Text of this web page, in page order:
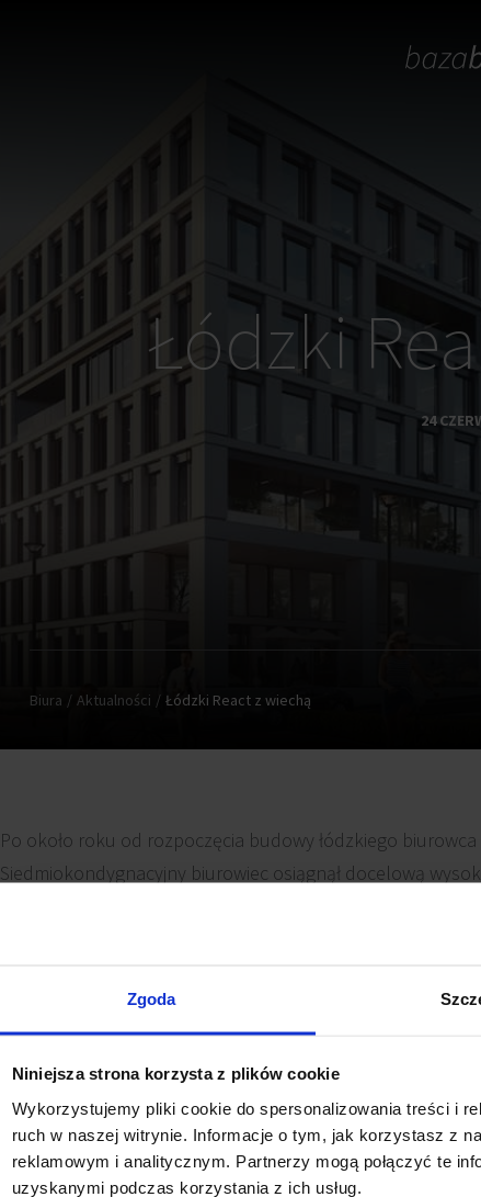
Zgoda
Niniejsza strona korzysta z plików cookie
Wykorzystujemy pliki cookie do spersonalizowania treści i
ruch w naszej witrynie. Informacje o tym, jak korzystasz z
reklamowym i analitycznym. Partnerzy mogą połączyć te
uzyskanymi podczas korzystania z ich usług.
Łódzki
24
Biura Aktualności Łódzki React z wiechą
Po około roku od rozpoczęcia budowy łódzkiego biurowca
Siedmiokondygnacyjny biurowiec osiągnął docelową
idą zgodnie z założonym
zagospodarowania terenu oraz prace wykończeniowe
Pierwsza faza kompleksu biurowegoReact
wysoki standard wykończenia sprawią, że ten budynek
Zakończenie budowy planowane jest w grudniu 2020 roku.